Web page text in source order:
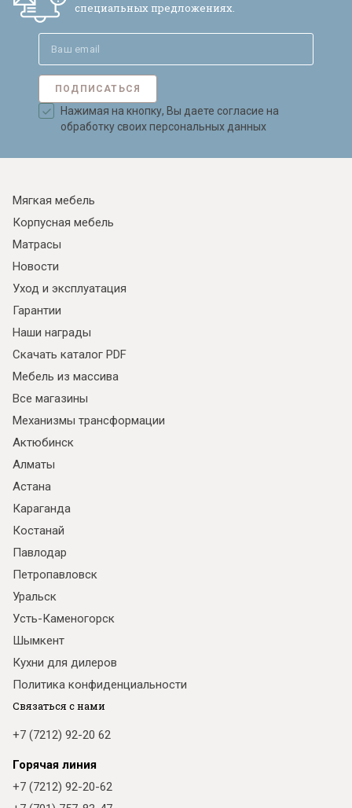
специальных предложениях.
ПОДПИСАТЬСЯ
Нажимая на кнопку, Вы даете согласие на
обработку своих персональных данных
Мягкая мебель
Корпусная мебель
Матрасы
Новости
Уход и эксплуатация
Гарантии
Наши награды
Скачать каталог PDF
Мебель из массива
Все магазины
Механизмы трансформации
Актюбинск
Алматы
Астана
Караганда
Костанай
Павлодар
Петропавловск
Уральск
Усть-Каменогорск
Шымкент
Кухни для дилеров
Политика конфиденциальности
Связаться с нами
+7 (7212) 92-20 62
Горячая линия
+7 (7212) 92-20-62